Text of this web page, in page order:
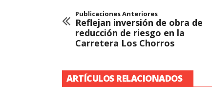
Publicaciones Anteriores
Reflejan inversión de obra de
reducción de riesgo en la
Carretera Los Chorros
ARTÍCULOS RELACIONADOS